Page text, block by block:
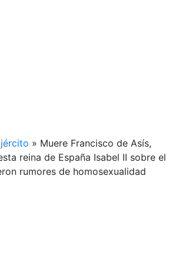
» Muere Francisco de Asís,
reina de España Isabel II sobre el
rumores de homosexualidad